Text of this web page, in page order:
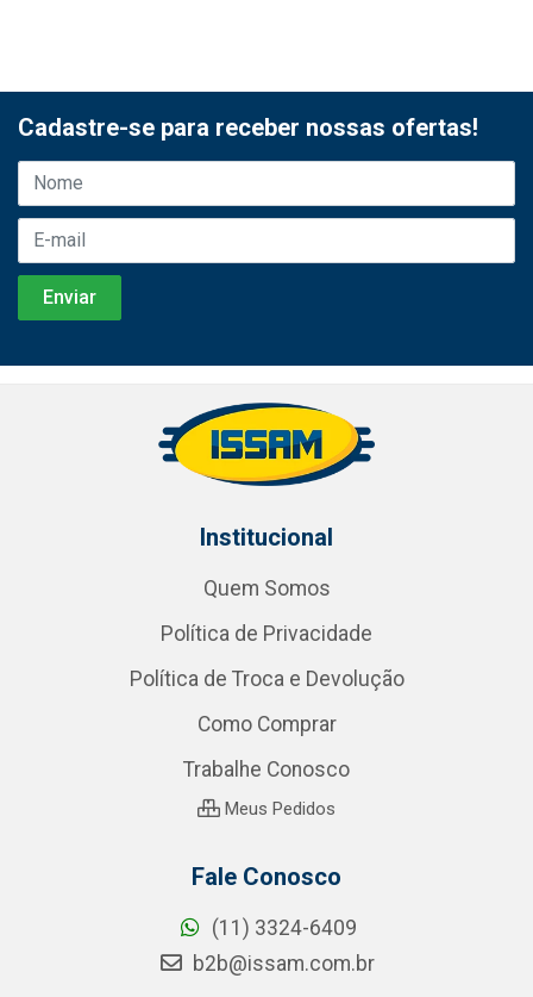
Cadastre-se para receber nossas ofertas!
Institucional
Quem Somos
Política de Privacidade
Política de Troca e Devolução
Como Comprar
Trabalhe Conosco
Meus Pedidos
Fale Conosco
(11) 3324-6409
b2b@issam.com.br